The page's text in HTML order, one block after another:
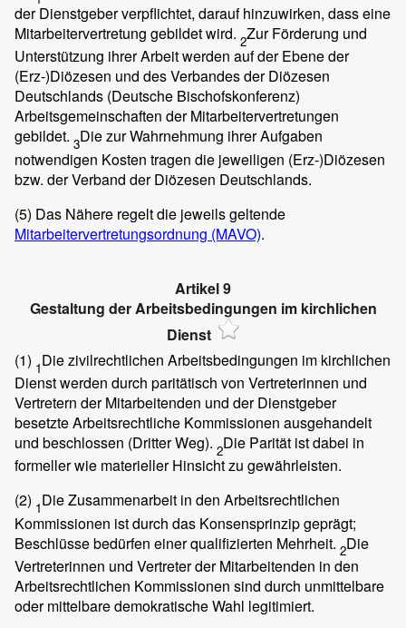
der Dienstgeber verpflichtet, darauf hinzuwirken, dass eine
Mitarbeitervertretung gebildet wird. 2Zur Förderung und
Unterstützung ihrer Arbeit werden auf der Ebene der
(Erz-)Diözesen und des Verbandes der Diözesen
Deutschlands (Deutsche Bischofskonferenz)
Arbeitsgemeinschaften der Mitarbeitervertretungen
gebildet. 3Die zur Wahrnehmung ihrer Aufgaben
notwendigen Kosten tragen die jeweiligen (Erz-)Diözesen
bzw. der Verband der Diözesen Deutschlands.
(5) Das Nähere regelt die jeweils geltende
Mitarbeitervertretungsordnung (MAVO).
Artikel 9
Gestaltung der Arbeitsbedingungen im kirchlichen
Dienst
(1) 1Die zivilrechtlichen Arbeitsbedingungen im kirchlichen
Dienst werden durch paritätisch von Vertreterinnen und
Vertretern der Mitarbeitenden und der Dienstgeber
besetzte Arbeitsrechtliche Kommissionen ausgehandelt
und beschlossen (Dritter Weg). 2Die Parität ist dabei in
formeller wie materieller Hinsicht zu gewährleisten.
(2) 1Die Zusammenarbeit in den Arbeitsrechtlichen
Kommissionen ist durch das Konsensprinzip geprägt;
Beschlüsse bedürfen einer qualifizierten Mehrheit. 2Die
Vertreterinnen und Vertreter der Mitarbeitenden in den
Arbeitsrechtlichen Kommissionen sind durch unmittelbare
oder mittelbare demokratische Wahl legitimiert.